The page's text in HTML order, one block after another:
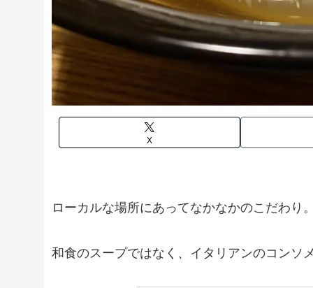
X
ローカルな場所にあってなかなかのこだわり
和食のスープではなく、イタリアンのコンソ